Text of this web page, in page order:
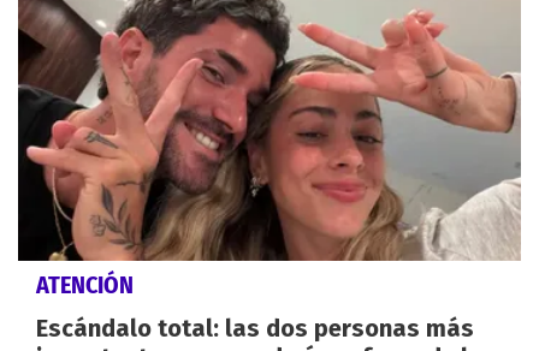
ATENCIÓN
Escándalo total: las dos personas más